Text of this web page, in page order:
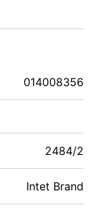
014008356
2484/2
Intet Brand